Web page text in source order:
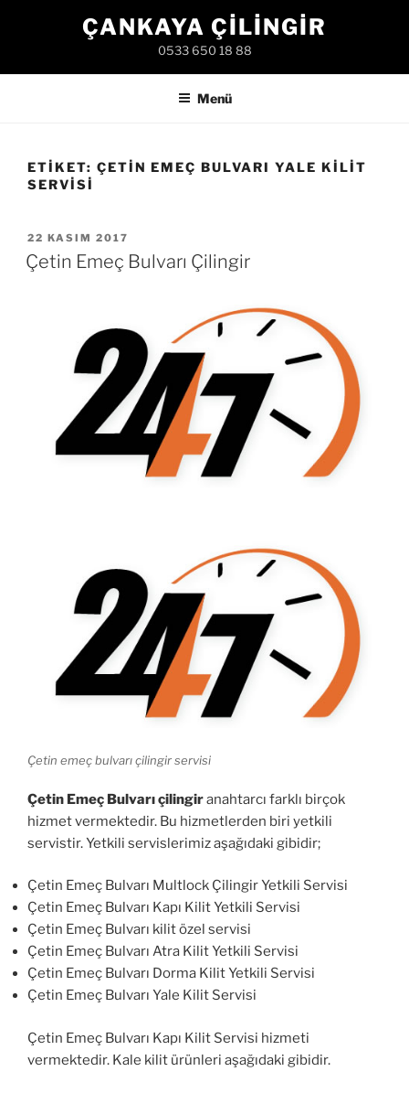
ÇANKAYA ÇILINGIR
0533 650 18 88
Menü
ETIKET: ÇETIN EMEÇ BULVARI YALE KILIT
SERVISI
YAYIM
TARIHI
22 KASIM 2017
Çetin Emeç Bulvarı Çilingir
Çetin emeç bulvarı çilingir servisi
Çetin Emeç Bulvarı çilingiranahtarcı farklı birçok
hizmet vermektedir. Bu hizmetlerden biri yetkili
servistir. Yetkili servislerimiz aşağıdaki gibidir;
Çetin Emeç Bulvarı Multlock Çilingir Yetkili Servisi
Çetin Emeç Bulvarı Kapı Kilit Yetkili Servisi
Çetin Emeç Bulvarı kilit özel servisi
Çetin Emeç Bulvarı Atra Kilit Yetkili Servisi
Çetin Emeç Bulvarı Dorma Kilit Yetkili Servisi
Çetin Emeç Bulvarı Yale Kilit Servisi
Çetin Emeç Bulvarı Kapı Kilit Servisi hizmeti
vermektedir. Kale kilit ürünleri aşağıdaki gibidir.